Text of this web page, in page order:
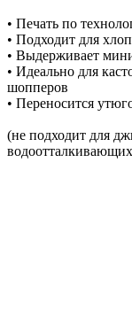
• Печать по
• Подходит для
• Выдерживает
• Идеально для
шопперов
• Переносится
(не подходит для